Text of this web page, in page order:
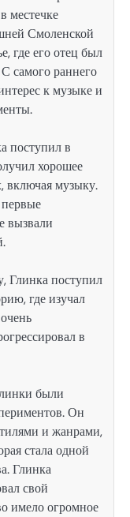
местечке
Смоленской
где его отец был
самого раннего
к музыке и
поступил в
хорошее
включая музыку.
вызвали
Глинка поступил
где изучал
в
были
Он
и жанрами,
стала одной
Глинка
свой
имело огромное